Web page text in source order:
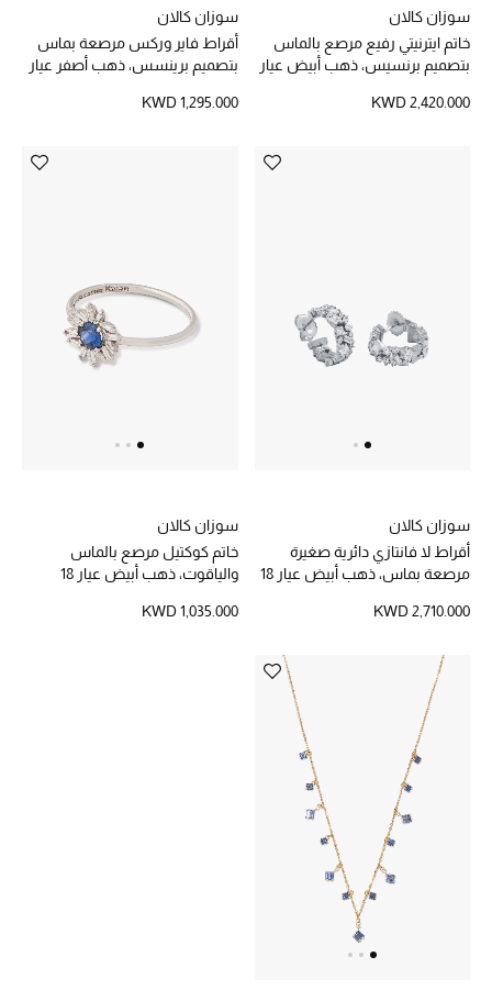
سوزان كالان
خاتم ايترنيتي رفيع مرصع بالماس
بتصميم برنسيس، ذهب أبيض عيار
KWD 2,420.000
سوزان كالان
أقراط فاير وركس مرصعة بماس
بتصميم برينسس، ذهب أصفر عيار
KWD 1,295.000
سوزان كالان
أقراط لا فانتازي دائرية صغيرة
مرصعة بماس، ذهب أبيض عيار 18
KWD 2,710.000
سوزان كالان
خاتم كوكتيل مرصع بالماس
والياقوت، ذهب أبيض عيار 18
KWD 1,035.000